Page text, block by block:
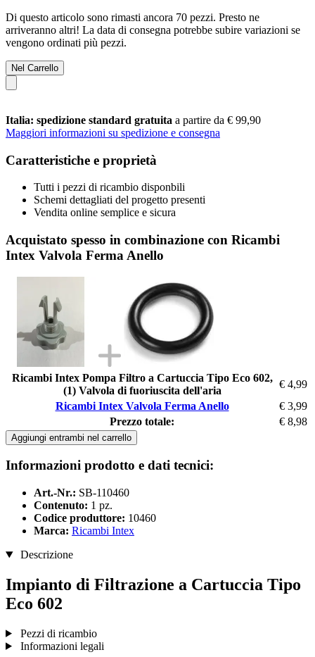
Di questo articolo sono rimasti ancora 70 pezzi. Presto ne
arriveranno altri! La data di consegna potrebbe subire variazioni se
vengono ordinati più pezzi.
Nel Carrello
Italia: spedizione standard gratuita a partire da € 99,90
Maggiori informazioni su spedizione e consegna
Caratteristiche e proprietà
Tutti i pezzi di ricambio disponbili
Schemi dettagliati del progetto presenti
Vendita online semplice e sicura
Acquistato spesso in combinazione con Ricambi
Intex Valvola Ferma Anello
Ricambi Intex Pompa Filtro a Cartuccia Tipo Eco 602,
(1) Valvola di fuoriuscita dell'aria
€ 4,99
Ricambi Intex Valvola Ferma Anello
€ 3,99
Prezzo totale:
€ 8,98
Aggiungi entrambi nel carrello
Informazioni prodotto e dati tecnici:
Art.-Nr.: SB-110460
Contenuto: 1 pz.
Codice produttore: 10460
Marca: Ricambi Intex
Descrizione
Impianto di Filtrazione a Cartuccia Tipo
Eco 602
Pezzi di ricambio
Informazioni legali